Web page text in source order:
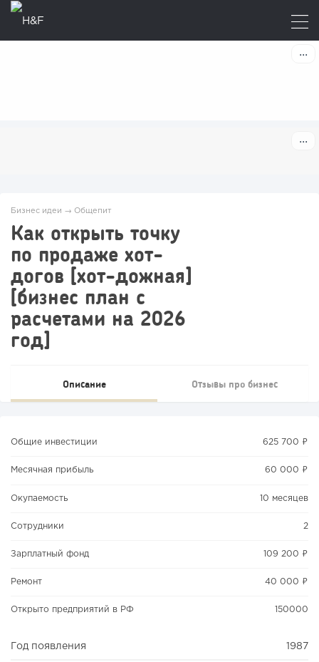
Бизнес идеи → Общепит
Как открыть точку
по продаже хот-
догов [хот-дожная]
[бизнес план с
расчетами на 2026
год]
Описание Отзывы про бизнес
Общие инвестиции 625 700 ₽
Месячная прибыль 60 000 ₽
Окупаемость 10 месяцев
Сотрудники 2
Зарплатный фонд 109 200 ₽
Ремонт 40 000 ₽
Открыто предприятий в РФ 150000
Год появления 1987